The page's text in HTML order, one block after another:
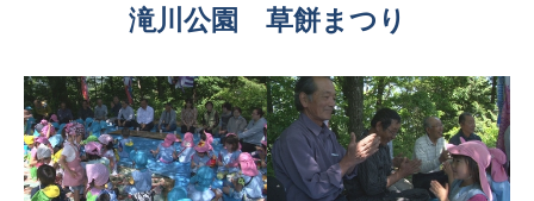
滝川公園 草餅まつり